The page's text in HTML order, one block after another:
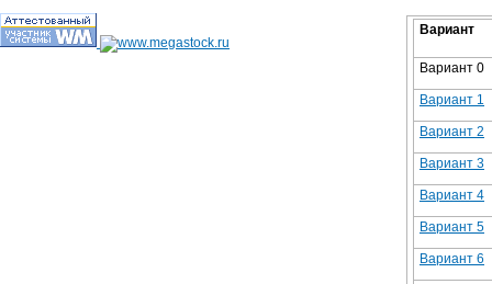
Вариант
Вариант 0
Вариант 1
Вариант 2
Вариант 3
Вариант 4
Вариант 5
Вариант 6